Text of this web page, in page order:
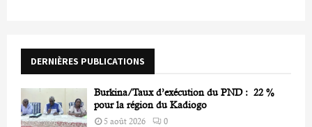
r
DERNIÈRES PUBLICATIONS
Burkina/Taux d’exécution du PND : 22 %
pour la région du Kadiogo
5 août 2026 0